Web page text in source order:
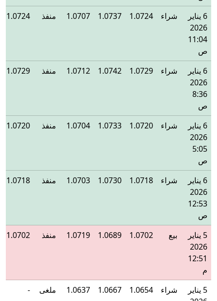
6 يناير
2026
11:04
ص
شراء 1.0724
1.0737
1.0707 منفذ 1.0724
6 يناير
2026
8:36
ص
شراء 1.0729
1.0742
1.0712 منفذ 1.0729
6 يناير
2026
5:05
ص
شراء 1.0720
1.0733
1.0704 منفذ 1.0720
6 يناير
2026
12:53
ص
شراء 1.0718
1.0730
1.0703 منفذ 1.0718
5 يناير
2026
12:51
م
بيع 1.0702
1.0689
1.0719 منفذ 1.0702
5 يناير
شراء 1.0654
1.0667
1.0637 ملغى -